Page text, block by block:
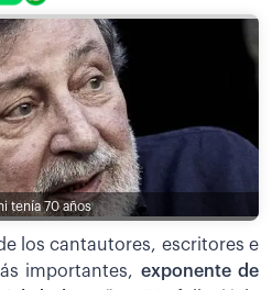
tenía 70 años
los cantautores, escritores e
importantes, exponente de